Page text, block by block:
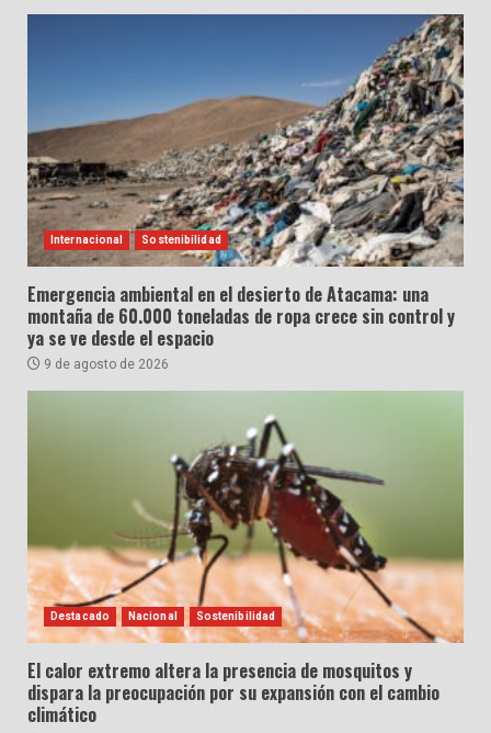
Internacional Sostenibilidad
Emergencia ambiental en el desierto de Atacama: una
montaña de 60.000 toneladas de ropa crece sin control y
ya se ve desde el espacio
9 de agosto de 2026
Destacado Nacional Sostenibilidad
El calor extremo altera la presencia de mosquitos y
dispara la preocupación por su expansión con el cambio
climático